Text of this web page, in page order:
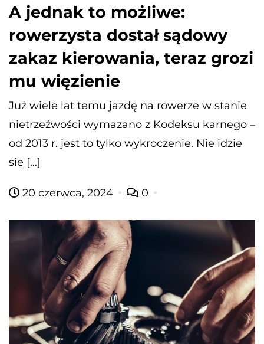
A jednak to możliwe:
rowerzysta dostał sądowy
zakaz kierowania, teraz grozi
mu więzienie
Już wiele lat temu jazdę na rowerze w stanie
nietrzeźwości wymazano z Kodeksu karnego –
od 2013 r. jest to tylko wykroczenie. Nie idzie
się […]
20 czerwca, 2024 0